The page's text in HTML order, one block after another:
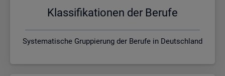
Klas­si­fi­ka­tio­nen der Be­ru­fe
Systematische Gruppierung der Berufe in Deutschland